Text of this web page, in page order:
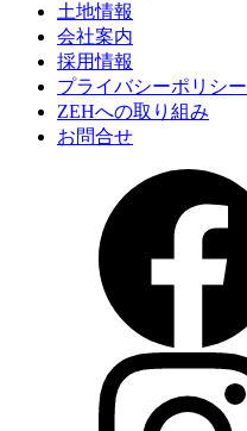
土地情報
会社案内
採用情報
プライバシーポリシー
ZEHへの取り組み
お問合せ